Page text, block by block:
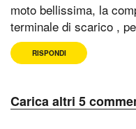
moto bellissima, la
terminale di scarico ,
RISPONDI
Carica altri 5